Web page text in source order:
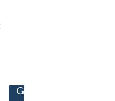
GEGEVENS